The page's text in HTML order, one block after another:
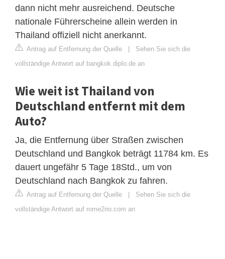
dann nicht mehr ausreichend. Deutsche
nationale Führerscheine allein werden in
Thailand offiziell nicht anerkannt.
Antrag auf Entfernung der Quelle | Sehen Sie sich die
vollständige Antwort auf bangkok.diplo.de an
Wie weit ist Thailand von
Deutschland entfernt mit dem
Auto?
Ja, die Entfernung über Straßen zwischen
Deutschland und Bangkok beträgt 11784 km. Es
dauert ungefähr 5 Tage 18Std., um von
Deutschland nach Bangkok zu fahren.
Antrag auf Entfernung der Quelle | Sehen Sie sich die
vollständige Antwort auf rome2rio.com an